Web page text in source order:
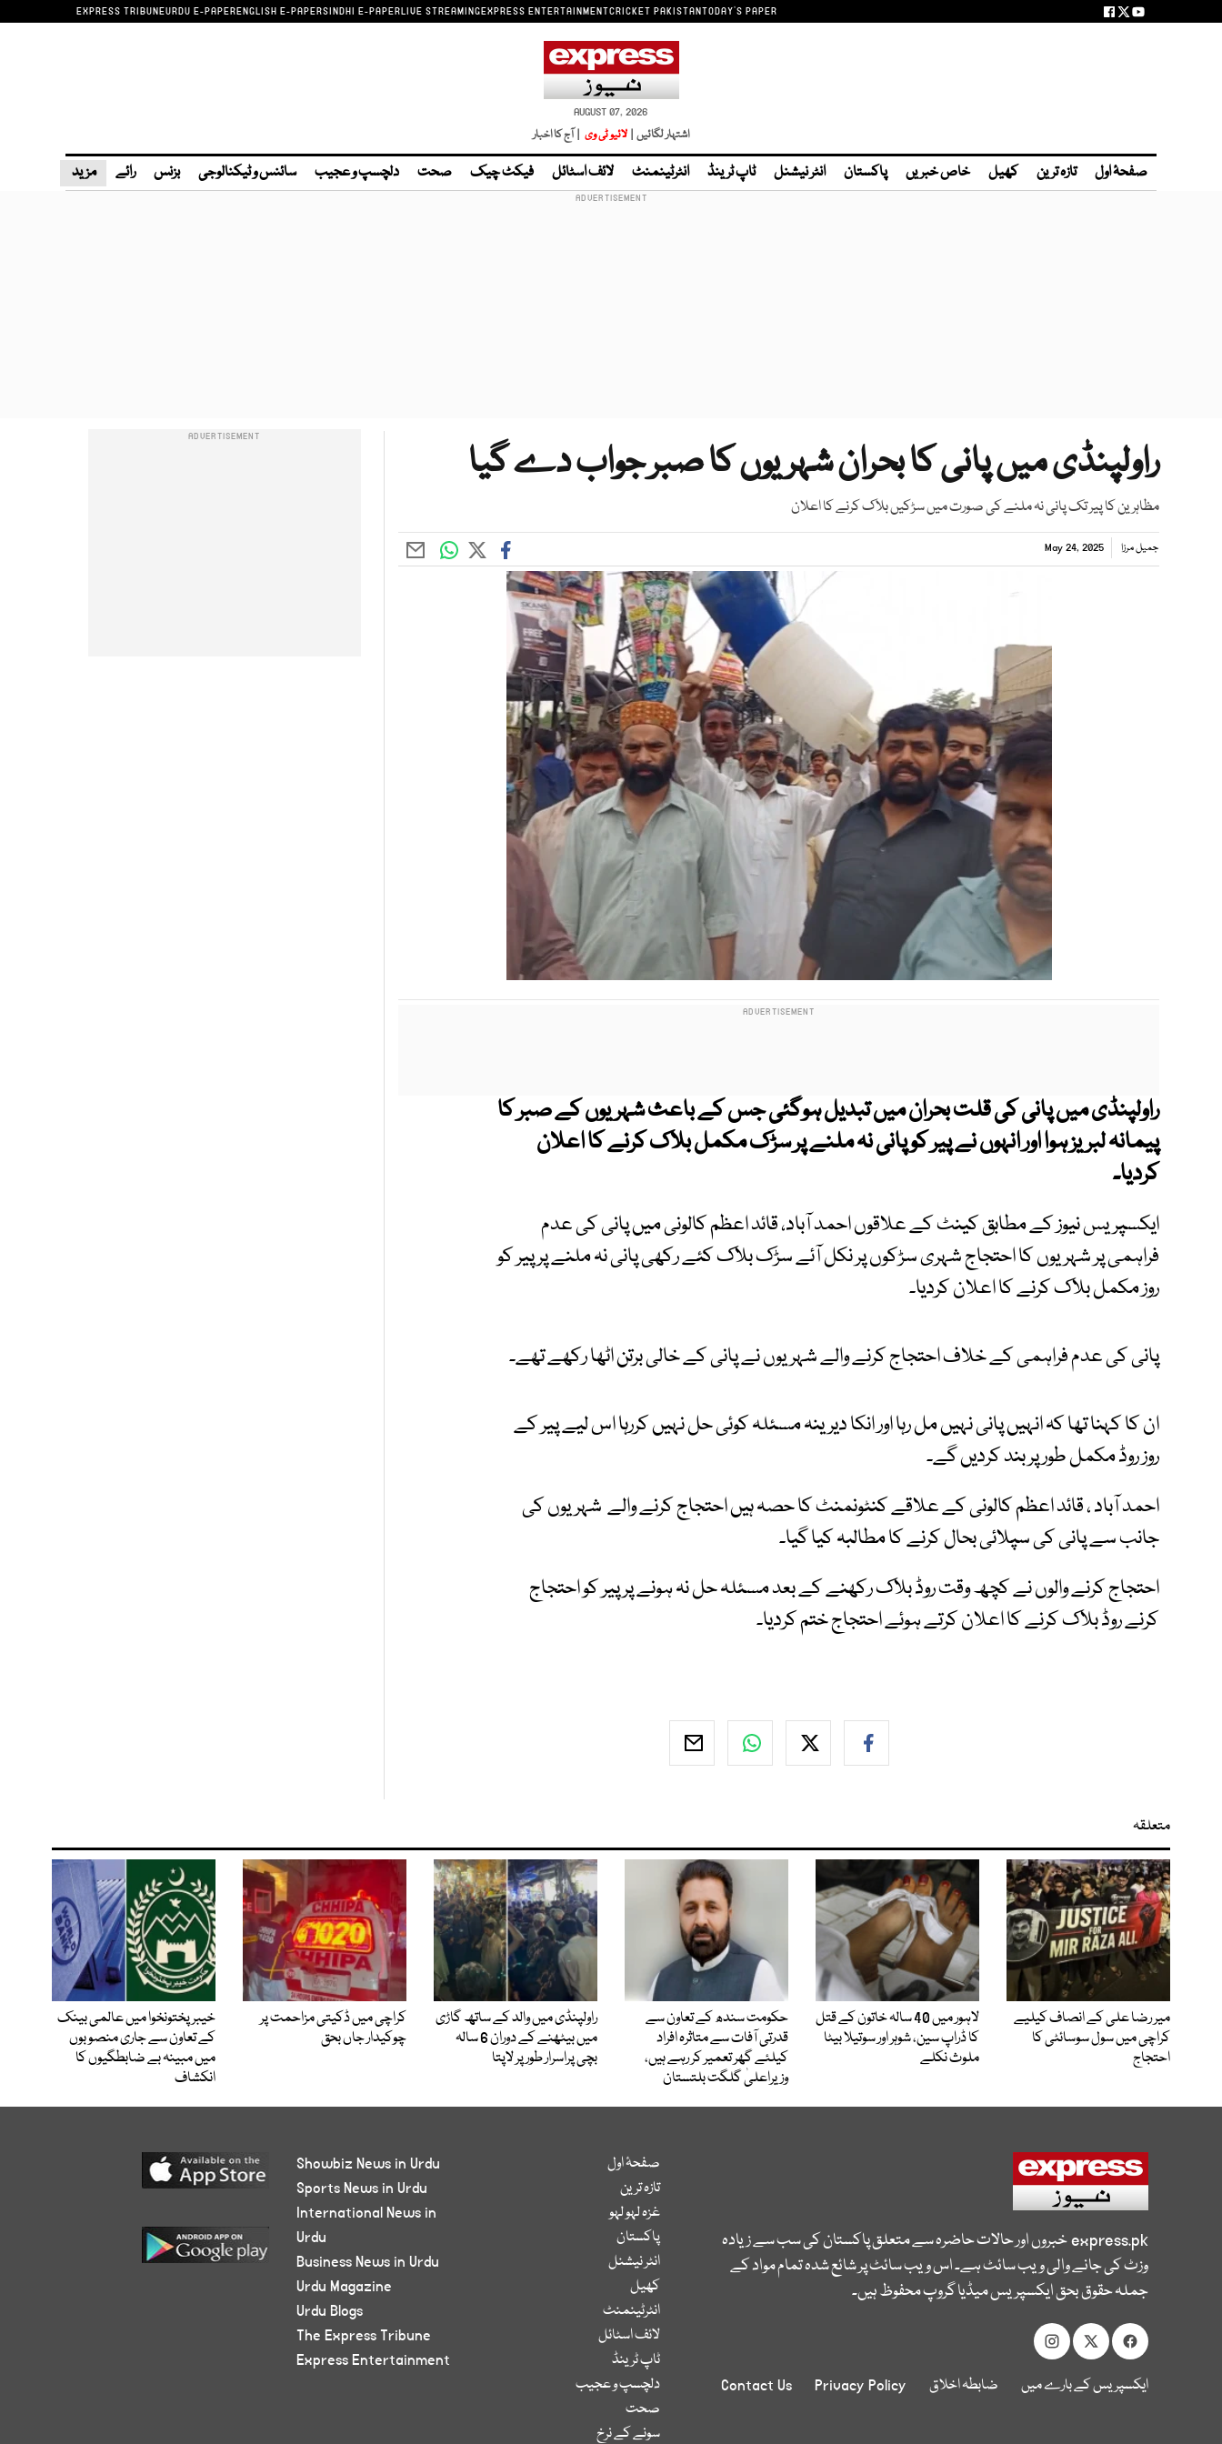
EXPRESS TRIBUNEURDU E-PAPERENGLISH E-PAPERSINDHI E-PAPERLIVE STREAMINGEXPRESS ENTERTAINMENTCRICKET PAKISTANTODAY'S PAPER
AUGUST 07, 2026
اشتہار لگائیں | لائیو ٹی وی | آج کا اخبار
صفحۂ اول تازہ ترین کھیل خاص خبریں پاکستان انٹر نیشنل ٹاپ ٹرینڈ انٹرٹینمنٹ لائف اسٹائل فیکٹ چیک صحت دلچسپ و عجیب سائنس و ٹیکنالوجی بزنس رائے مزید
راولپنڈی میں پانی کا بحران شہریوں کا صبر جواب دے گیا
مظاہرین کا پیر تک پانی نہ ملنے کی صورت میں سڑکیں بلاک کرنے کا اعلان
جمیل مرزا May 24, 2025
راولپنڈی میں پانی کی قلت بحران میں تبدیل ہوگئی جس کے باعث شہریوں کے صبر کا
پیمانہ لبریز ہوا اور انہوں نے پیر کو پانی نہ ملنے پر سڑک مکمل بلاک کرنے کا اعلان
کردیا۔
ایکسپریس نیوز کے مطابق کینٹ کے علاقوں احمد آباد، قائد اعظم کالونی میں پانی کی عدم
فراہمی پر شہریوں کا احتجاج شہری سڑکوں پر نکل آئے سڑک بلاک کئے رکھی پانی نہ ملنے پر پیر کو
روز مکمل بلاک کرنے کا اعلان کردیا۔
پانی کی عدم فراہمی کے خلاف احتجاج کرنے والے شہریوں نے پانی کے خالی برتن اٹھا رکھے تھے۔
ان کا کہنا تھا کہ انہیں پانی نہیں مل رہا اور انکا دیرینہ مسئلہ کوئی حل نہیں کررہا اس لیے پیر کے
روز روڈ مکمل طور پر بند کردیں گے۔
احمد آباد ، قائد اعظم کالونی کے علاقے کنٹونمنٹ کا حصہ ہیں احتجاج کرنے والے شہریوں کی
جانب سے پانی کی سپلائی بحال کرنے کا مطالبہ کیا گیا۔
احتجاج کرنے والوں نے کچھ وقت روڈ بلاک رکھنے کے بعد مسئلہ حل نہ ہونے پر پیر کو احتجاج
کرنے روڈ بلاک کرنے کا اعلان کرتے ہوئے احتجاج ختم کردیا۔
متعلقہ
میر رضا علی کے انصاف کیلیے
کراچی میں سول سوسائٹی کا
احتجاج
لاہور میں 40 سالہ خاتون کے قتل
کا ڈراپ سین، شوہر اور سوتیلا بیٹا
ملوث نکلے
حکومت سندھ کے تعاون سے
قدرتی آفات سے متاثرہ افراد
کیلئے گھر تعمیر کر رہے ہیں،
وزیراعلیٰ گلگت بلتستان
راولپنڈی میں والد کے ساتھ گاڑی
میں بیٹھنے کے دوران 6 سالہ
بچی پراسرار طور پر لاپتا
کراچی میں ڈکیتی مزاحمت پر
چوکیدار جاں بحق
خیبرپختونخوا میں عالمی بینک
کے تعاون سے جاری منصوبوں
میں مبینہ بے ضابطگیوں کا
انکشاف
express.pkخبروں اور حالات حاضرہ سے متعلق پاکستان کی سب سے زیادہ
وزٹ کی جانے والی ویب سائٹ ہے۔ اس ویب سائٹ پر شائع شدہ تمام مواد کے
جملہ حقوق بحق ایکسپریس میڈیا گروپ محفوظ ہیں۔
ایکسپریس کے بارے میں ضابطہ اخلاق Privacy Policy
Contact Us
صفحۂ اول
تازہ ترین
غزہ لہو لہو
پاکستان
انٹر نیشنل
کھیل
انٹرٹینمنٹ
لائف اسٹائل
ٹاپ ٹرینڈ
دلچسپ و عجیب
صحت
سونے کے نرخ
Showbiz News in Urdu
Sports News in Urdu
International News in
Urdu
Business News in Urdu
Urdu Magazine
Urdu Blogs
The Express Tribune
Express Entertainment